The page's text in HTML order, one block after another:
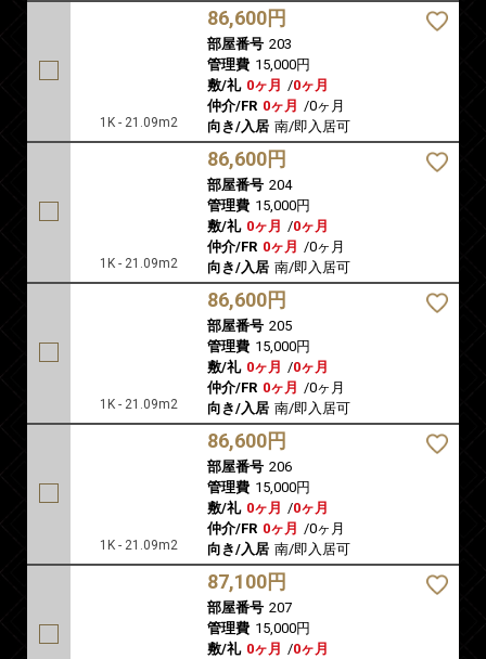
1K - 21.09m2
86,600円
部屋番号 203
管理費 15,000円
敷/礼 0ヶ月 /0ヶ月
仲介/FR 0ヶ月 /0ヶ月
向き/入居 南/即入居可
1K - 21.09m2
86,600円
部屋番号 204
管理費 15,000円
敷/礼 0ヶ月 /0ヶ月
仲介/FR 0ヶ月 /0ヶ月
向き/入居 南/即入居可
1K - 21.09m2
86,600円
部屋番号 205
管理費 15,000円
敷/礼 0ヶ月 /0ヶ月
仲介/FR 0ヶ月 /0ヶ月
向き/入居 南/即入居可
1K - 21.09m2
86,600円
部屋番号 206
管理費 15,000円
敷/礼 0ヶ月 /0ヶ月
仲介/FR 0ヶ月 /0ヶ月
向き/入居 南/即入居可
87,100円
部屋番号 207
管理費 15,000円
敷/礼 0ヶ月 /0ヶ月